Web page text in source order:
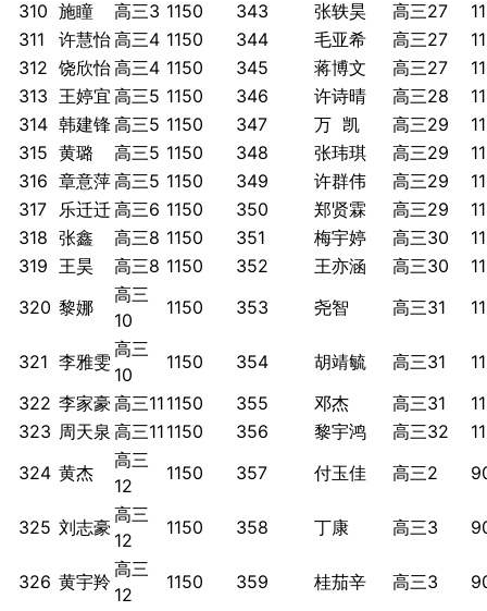
310 施瞳 高三3 1150 343 张轶昊 高三27
311
许慧怡高三4 1150 344 毛亚希 高三27
312 饶欣怡高三4 1150 345 蒋博文 高三27
313 王婷宜 高三5 1150 346 许诗晴 高三28
314 韩建锋高三5 1150 347 万 凯 高三29
315 黄璐 高三5 1150 348 张玮琪 高三29
316 章意萍高三5 1150 349 许群伟 高三29
317 乐迁迁高三6 1150 350 郑贤霖 高三29
318 张鑫 高三8 1150 351 梅宇婷 高三30
319 王昊 高三8 1150 352 王亦涵 高三30
320 黎娜
高三
10
1150 353 尧智 高三31
321 李雅雯
高三
10
1150 354 胡靖毓 高三31
322 李家豪 高三11 1150 355 邓杰 高三31
323 周天泉 高三11 1150 356 黎宇鸿 高三32
324 黄杰
高三
12
1150 357 付玉佳 高三2
325 刘志豪
高三
12
1150 358 丁康 高三3
326 黄宇羚
高三
12
1150 359 桂茄辛 高三3